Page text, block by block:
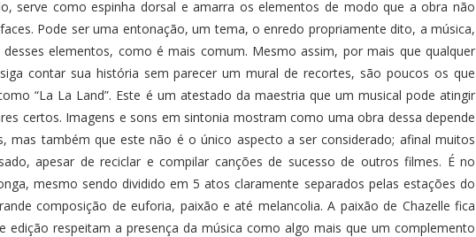
serve como espinha dorsal e amarra os elementos de modo que a obra não
Pode ser uma entonação, um tema, o enredo propriamente dito, a música,
elementos, como é mais comum. Mesmo assim, por mais que qualquer
contar sua história sem parecer um mural de recortes, são poucos os que
“La La Land”. Este é um atestado da maestria que um musical pode atingir
certos. Imagens e sons em sintonia mostram como uma obra dessa depende
mas também que este não é o único aspecto a ser considerado; afinal muitos
apesar de reciclar e compilar canções de sucesso de outros filmes. É no
mesmo sendo dividido em 5 atos claramente separados pelas estações do
composição de euforia, paixão e até melancolia. A paixão de Chazelle fica
edição respeitam a presença da música como algo mais que um complemento